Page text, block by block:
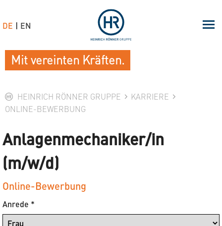
HEINRICH RÖNNER GRUPPE
KARRIERE
ONLINE-BEWERBUNG
Anlagenmechaniker/in
(m/w/d)
Online-Bewerbung
Anrede *
Mit vereinten Kräften.
DE EN